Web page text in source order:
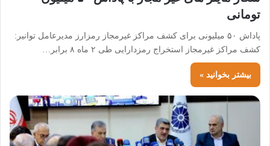
تومانی
پاداش ۵۰ میلیونی برای کشف مراکز غیرمجاز رمزارز مدیرعامل توانیر:
کشف مراکز غیرمجاز استخراج رمزدارایی طی ۲ ماه ۸ برابر…
بیشتر بخوانید »